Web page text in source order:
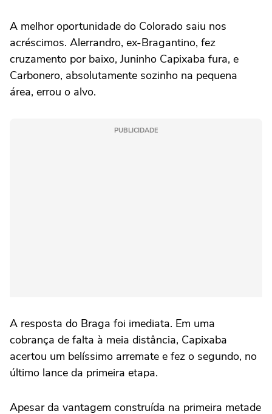
A melhor oportunidade do Colorado saiu nos
acréscimos. Alerrandro, ex-Bragantino, fez
cruzamento por baixo, Juninho Capixaba fura, e
Carbonero, absolutamente sozinho na pequena
área, errou o alvo.
PUBLICIDADE
A resposta do Braga foi imediata. Em uma
cobrança de falta à meia distância, Capixaba
acertou um belíssimo arremate e fez o segundo, no
último lance da primeira etapa.
Apesar da vantagem construída na primeira metade